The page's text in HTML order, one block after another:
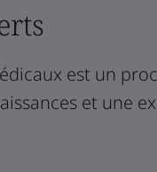
est un
et une